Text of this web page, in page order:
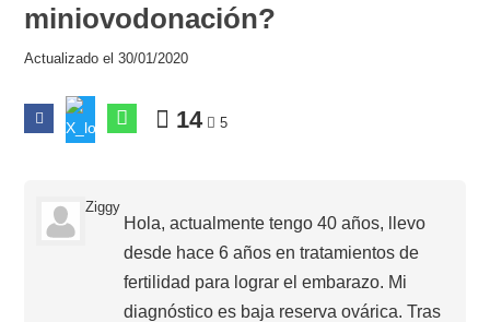
miniovodonación?
Actualizado el 30/01/2020
14 5
Ziggy
Hola, actualmente tengo 40 años, llevo
desde hace 6 años en tratamientos de
fertilidad para lograr el embarazo. Mi
diagnóstico es baja reserva ovárica. Tras